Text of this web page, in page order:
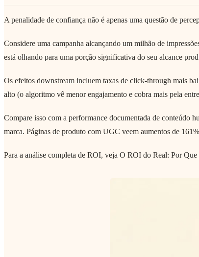
A penalidade de confiança não é apenas uma questão de
Considere uma campanha alcançando um milhão de
está olhando para uma porção significativa do seu alcance
Os efeitos downstream incluem taxas de click-through mais
alto (o algoritmo vê menor engajamento e cobra mais pela
Compare isso com a performance documentada de conteúdo
marca. Páginas de produto com UGC veem aumentos de
Para a análise completa de ROI, veja O ROI do Real: Por